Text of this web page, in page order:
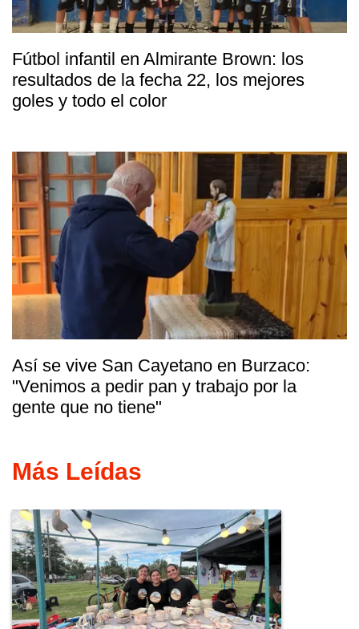
Fútbol infantil en Almirante Brown: los
resultados de la fecha 22, los mejores
goles y todo el color
Así se vive San Cayetano en Burzaco:
"Venimos a pedir pan y trabajo por la
gente que no tiene"
Más Leídas